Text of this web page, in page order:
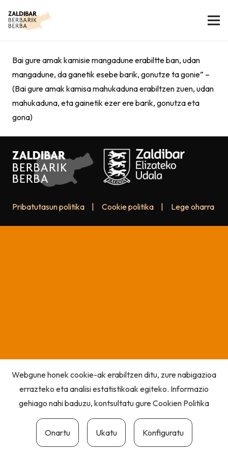
Bai gure amak kamisie mangadune erabiltte ban, udan
mangadune, da ganetik esebe barik, gonutze ta gonie” –
(Bai gure amak kamisa mahukaduna erabiltzen zuen, udan
mahukaduna, eta gainetik ezer ere barik, gonutza eta
gona)
Pribatutasun politika Cookie politika Lege oharra
Webgune honek cookie-ak erabiltzen ditu, zure nabigazioa
errazteko eta analisi estatistikoak egiteko. Informazio
gehiago nahi baduzu, kontsultatu gureCookien Politika
Onartu Ukatu Konfiguratu